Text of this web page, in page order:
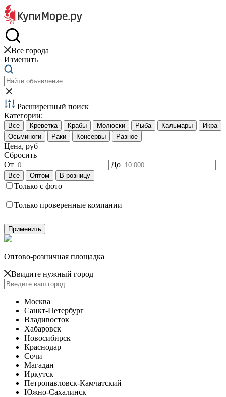
Все города
Изменить
Расширенный поиск
Категории:
Цена, руб
Сбросить
От
До
Только с фото
Только проверенные компании
Оптово-розничная площадка
Ввидите нужный город
Москва
Санкт-Петербург
Владивосток
Хабаровск
Новосибирск
Краснодар
Сочи
Магадан
Иркутск
Петропавловск-Камчатский
Южно-Сахалинск